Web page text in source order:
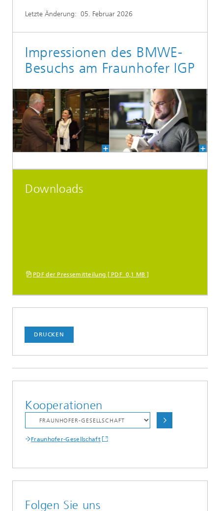
Letzte Änderung: 05. Februar 2026
Impressionen des BMWE-
Besuchs am Fraunhofer IGP
Downloads
PDF der Pressemitteilung [ PDF 0,1 MB ]
DRUCKEN
Kooperationen
Fraunhofer-Gesellschaft
Folgen Sie uns